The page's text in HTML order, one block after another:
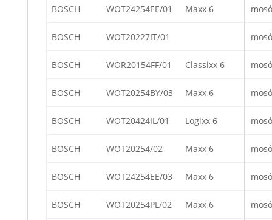
BOSCH WOT24254EE/01 Maxx 6
BOSCH WOT20227IT/01
BOSCH WOR20154FF/01 Classixx 6
BOSCH WOT20254BY/03 Maxx 6
BOSCH WOT20424IL/01 Logixx 6
BOSCH WOT20254/02 Maxx 6
BOSCH WOT24254EE/03 Maxx 6
BOSCH WOT20254PL/02 Maxx 6